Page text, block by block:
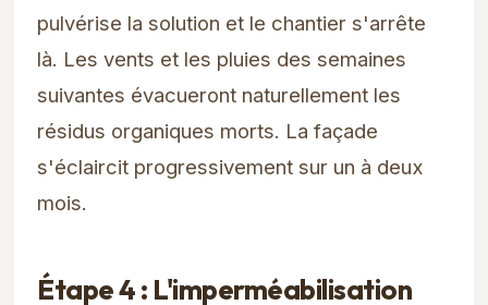
pulvérise la solution et le chantier s'arrête
là. Les vents et les pluies des semaines
suivantes évacueront naturellement les
résidus organiques morts. La façade
s'éclaircit progressivement sur un à deux
mois.
Étape 4 : L'imperméabilisation